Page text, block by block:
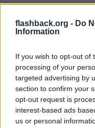
flashback.org - Do
Information
If you wish to opt-out of
processing of your
targeted advertising by
section to confirm your
opt-out request is
interest-based ads
us or personal
Fosterdiagnos
Medlem
http://adenheim.com/
"Sir Olof K. Gustafsson
by a Holy Roman Catholic
California, USA. Other
acclaimed and well-
Michael Jackson, Sir
nominated by Michael